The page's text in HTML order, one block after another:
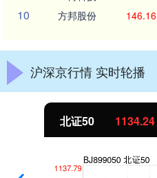
10 方邦股份 146.16
沪深京行情 实时轮播
北证50 1134.24